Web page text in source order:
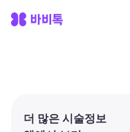
더 많은 시술정보